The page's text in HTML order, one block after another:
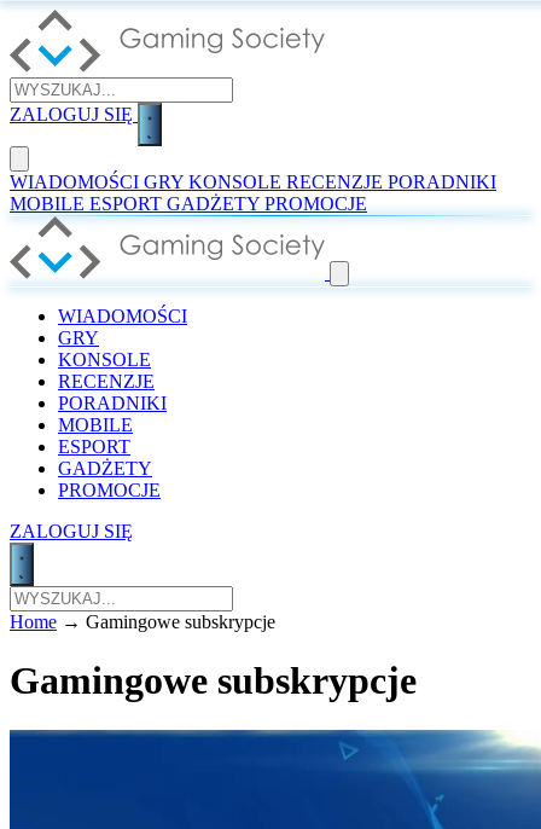
ZALOGUJ SIĘ
WIADOMOŚCI GRY KONSOLE RECENZJE PORADNIKI
MOBILE ESPORT GADŻETY PROMOCJE
WIADOMOŚCI
GRY
KONSOLE
RECENZJE
PORADNIKI
MOBILE
ESPORT
GADŻETY
PROMOCJE
ZALOGUJ SIĘ
Home → Gamingowe subskrypcje
Gamingowe subskrypcje